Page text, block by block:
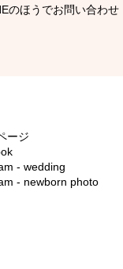
のほうでお問い合わせ
ージ
- wedding
- newborn photo